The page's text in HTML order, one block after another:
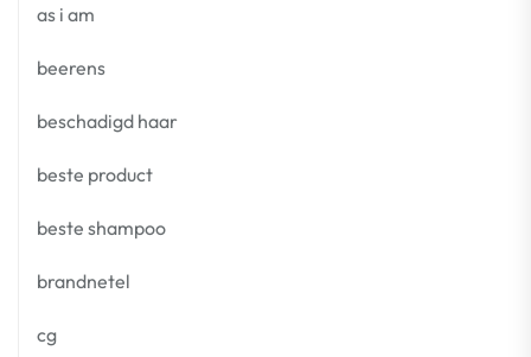
as i am
beerens
beschadigd haar
beste product
beste shampoo
brandnetel
cg